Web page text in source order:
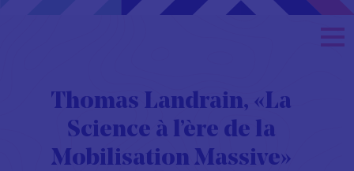
Thomas Landrain, « La
Science à l’ère de la
Mobilisation Massive »